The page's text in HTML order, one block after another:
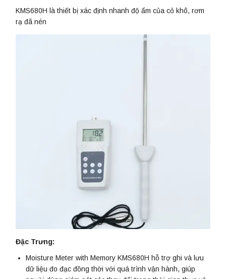
KMS680H là thiết bị xác định nhanh độ ẩm của cỏ khô, rơm
rạ đã nén
Đặc Trưng:
Moisture Meter with Memory KMS680H hỗ trợ ghi và lưu
dữ liệu đo đạc đồng thời với quá trình vận hành, giúp